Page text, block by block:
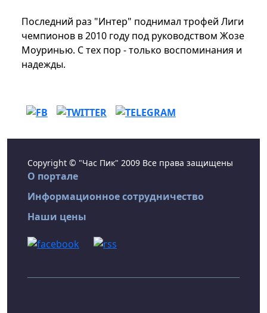
Последний раз "Интер" поднимал трофей Лиги
чемпионов в 2010 году под руководством Жозе
Моуринью. С тех пор - только воспоминания и
надежды.
Copyright © "Час Пик" 2009 Все права защищены
О портале
Информационное сотрудничество
Наши цены